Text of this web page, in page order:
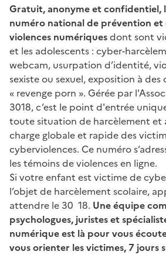
Gratuit, anonyme et confidentiel,
numéro national de prévention
violences numériquesdont sont
et les adolescents : cyber-
webcam, usurpation d’identité,
sexiste ou sexuel, exposition à
« revenge porn ». Gérée par
3018, c’est le point d'entrée
toute situation de harcèlement et
charge globale et rapide des
cyberviolences. Ce numéro
les témoins de violences en ligne.
Si votre enfant est victime de
l’objet de harcèlement scolaire,
attendre le 30 18. Une équipe
psychologues, juristes et
numérique est là pour vous
vous orienter les victimes, 7 jours